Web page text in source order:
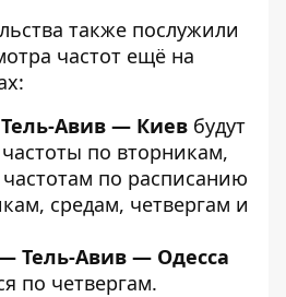
также послужили
частот ещё на
Авив — Киев будут
по вторникам,
по расписанию
средам, четвергам и
Тель-Авив — Одесса
по четвергам.